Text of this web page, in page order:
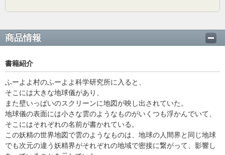
商品情報
書籍紹介
ふーよよ村のふーよよ科学研究所に入ると、
そこには大きな地球儀があり、
また壁いっぱいのスクリーンに地図が映し出されていた。
地球儀の表面には小さな雲のようなものがいくつも浮かんでいて、
そこにはそれぞれの名前が書かれている。
この妖精の世界地図で雲のようなものは、地球の人間界と同じ地球
でも次元の違う妖精界がそれぞれの地域で密接に繋がって、影響し